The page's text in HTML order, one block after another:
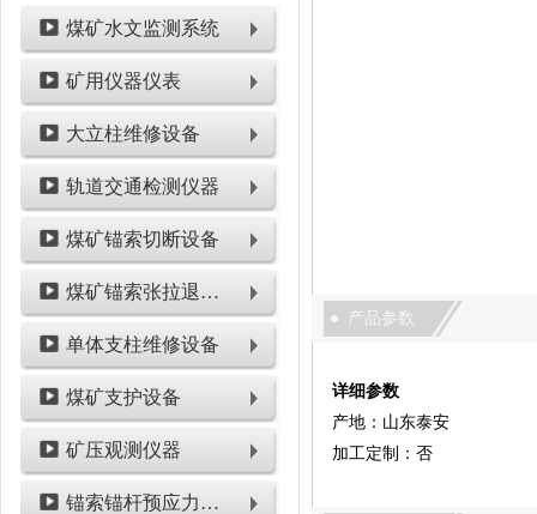
煤矿水文监测系统
矿用仪器仪表
大立柱维修设备
轨道交通检测仪器
煤矿锚索切断设备
煤矿锚索张拉退锚设备
单体支柱维修设备
煤矿支护设备
矿压观测仪器
锚索锚杆预应力检测设备
产品参数
详细参数
产地：山东泰安
加工定制：否